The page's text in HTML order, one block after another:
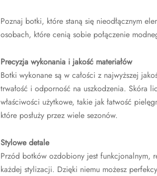
Poznaj botki, które staną się nieodłącznym
osobach, które cenią sobie połączenie
Precyzja wykonania i jakość materiałów
Botki wykonane są w całości z najwyższej
trwałość i odporność na uszkodzenia. Skóra
właściwości użytkowe, takie jak łatwość
które posłuży przez wiele sezonów.
Stylowe detale
Przód botków ozdobiony jest funkcjonalnym,
każdej stylizacji. Dzięki niemu możesz